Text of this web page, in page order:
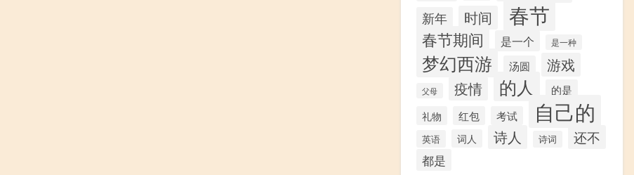
新年 时间 春节
春节期间 是一个 是一种
梦幻西游 汤圆 游戏
父母 疫情 的人 的是
礼物 红包 考试 自己的
英语 词人 诗人 诗词 还不
都是